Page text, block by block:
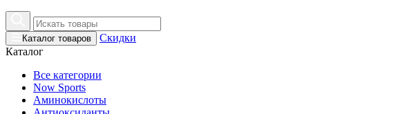
Каталог товаров
Скидки
Каталог
Все категории
Now Sports
Аминокислоты